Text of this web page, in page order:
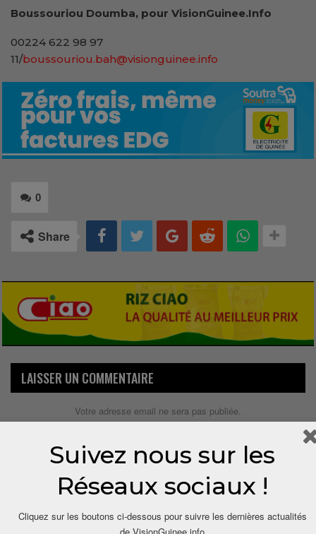
Boussouriou Doumba, pour VisionGuinee.Info
00224 622 98 97
11/boussouriou.bah@visionguinee.info
0
Share
LAISSER UN COMMENTAIRE
Votre adresse email ne sera pas publiée.
Suivez nous sur les
Réseaux sociaux !
Cliquez sur les boutons ci-dessous pour suivre les dernières actualités
de VisionGuinee.info